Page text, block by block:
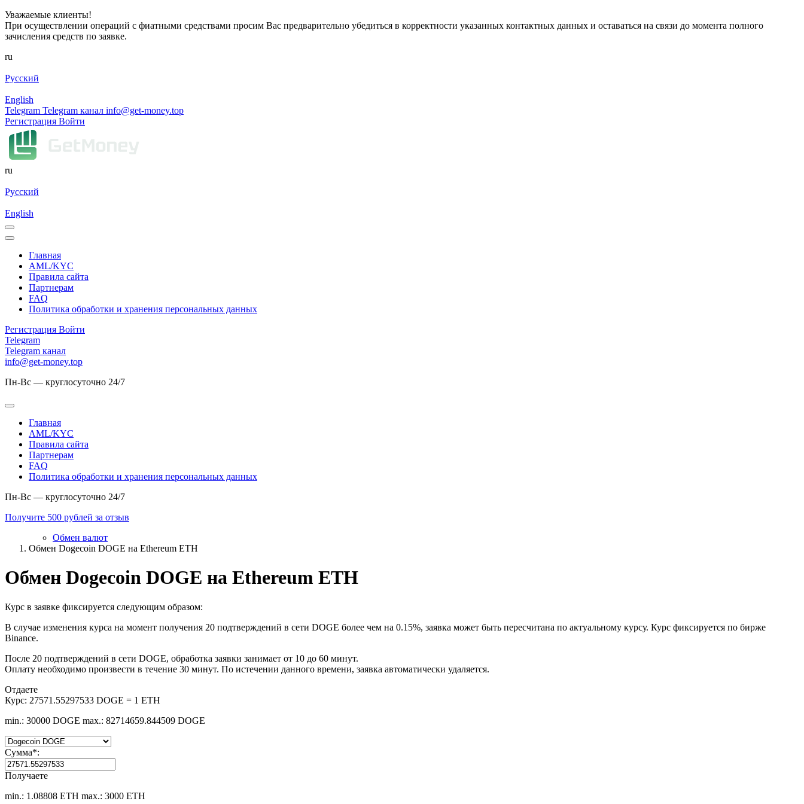
Уважаемые клиенты!
При осуществлении операций с фиатными средствами просим Вас предварительно убедиться в корректности указанных контактных данных и оставаться на связи до момента полного
зачисления средств по заявке.
ru
Русский
English
Telegram Telegram канал info@get-money.top
Регистрация Войти
ru
Русский
English
Главная
AML/KYC
Правила сайта
Партнерам
FAQ
Политика обработки и хранения персональных данных
Регистрация Войти
Telegram
Telegram канал
info@get-money.top
Пн-Вс — круглосуточно 24/7
Главная
AML/KYC
Правила сайта
Партнерам
FAQ
Политика обработки и хранения персональных данных
Пн-Вс — круглосуточно 24/7
Получите 500 рублей за отзыв
Обмен валют
Обмен Dogecoin DOGE на Ethereum ETH
Обмен Dogecoin DOGE на Ethereum ETH
Курс в заявке фиксируется следующим образом:
В случае изменения курса на момент получения 20 подтверждений в сети DOGE более чем на 0.15%, заявка может быть пересчитана по актуальному курсу. Курс фиксируется по бирже
Binance.
После 20 подтверждений в сети DOGE, обработка заявки занимает от 10 до 60 минут.
Оплату необходимо произвести в течение 30 минут. По истечении данного времени, заявка автоматически удаляется.
Отдаете
Курс: 27571.55297533 DOGE = 1 ETH
min.: 30000 DOGE max.: 82714659.844509 DOGE
Сумма*:
Получаете
min.: 1.08808 ETH max.: 3000 ETH